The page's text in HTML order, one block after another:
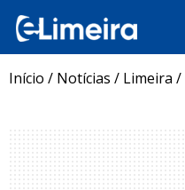
Início / Notícias / Limeira /